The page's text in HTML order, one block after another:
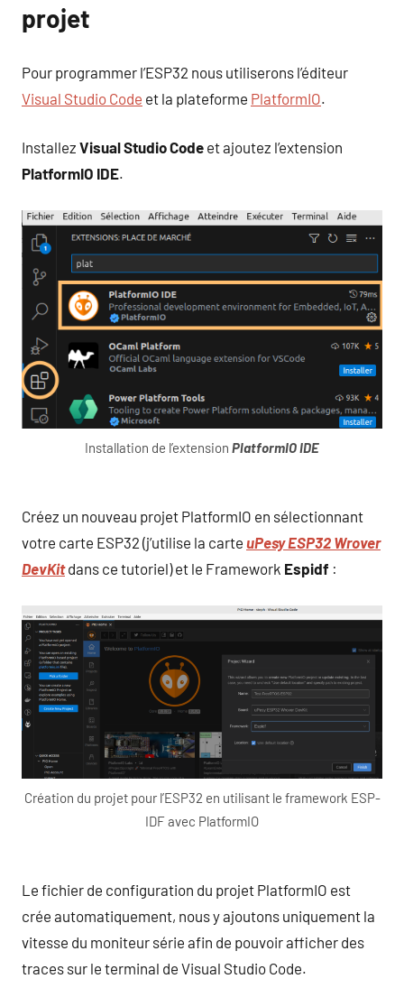
projet
Pour programmer l’ESP32 nous utiliserons l’éditeur
Visual Studio Code et la plateforme PlatformIO.
Installez Visual Studio Code et ajoutez l’extension
PlatformIO IDE.
Installation de l’extension PlatformIO IDE
Créez un nouveau projet PlatformIO en sélectionnant
votre carte ESP32 (j’utilise la carte uPesy ESP32 Wrover
DevKitdans ce tutoriel) et le Framework Espidf :
Création du projet pour l’ESP32 en utilisant le framework ESP-
IDF avec PlatformIO
Le fichier de configuration du projet PlatformIO est
crée automatiquement, nous y ajoutons uniquement la
vitesse du moniteur série afin de pouvoir afficher des
traces sur le terminal de Visual Studio Code.